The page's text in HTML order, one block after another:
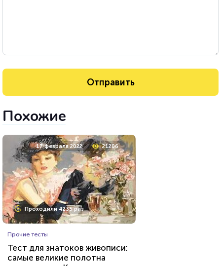
Похожие
17 февраля 2022 21206
Проходили 4235 раз
Прочие тесты
Тест для знатоков живописи:
самые великие полотна